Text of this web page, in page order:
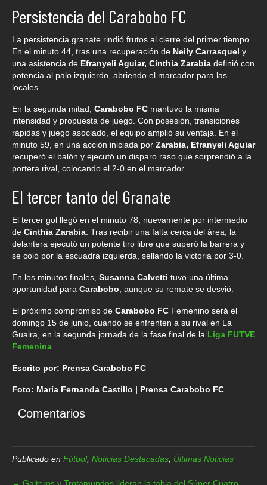
Persistencia del Carabobo FC
La persistencia granate rindió frutos al cierre del primer tiempo.
En el minuto 44, tras una recuperación de Neily Carrasquel y
una asistencia de Efranyeli Aguiar, Cinthia Zarabia definió con
potencia al palo izquierdo, abriendo el marcador para las
locales.
En la segunda mitad, Carabobo FC mantuvo la misma
intensidad y propuesta de juego. Con posesión, transiciones
rápidas y juego asociado, el equipo amplió su ventaja. En el
minuto 59, en una acción iniciada por Zarabia, Efranyeli Aguiar
recuperó el balón y ejecutó un disparo raso que sorprendió a la
portera rival, colocando el 2-0 en el marcador.
El tercer tanto del Granate
El tercer gol llegó en el minuto 78, nuevamente por intermedio
de Cinthia Zarabia . Tras recibir una falta cerca del área, la
delantera ejecutó un potente tiro libre que superó la barrera y
se coló por la escuadra izquierda, sellando la victoria por 3-0.
En los minutos finales, Susanna Calvetti tuvo una última
oportunidad para Carabobo , aunque su remate se desvió.
El próximo compromiso de Carabobo FC Femenino será el
domingo 15 de junio, cuando se enfrenten a su rival en La
Guaira, en la segunda jornada de la fase final de la Liga FUTVE
Femenina
Escrito por: Prensa Carabobo FC
Foto: María Fernanda Castillo | Prensa Carabobo FC
Comentarios
Publicado en Fútbol, Noticias Destacadas Últimas Noticias